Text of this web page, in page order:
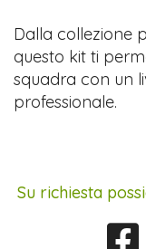
Dalla collezione
questo kit ti
squadra con un
professionale.
Su richiesta